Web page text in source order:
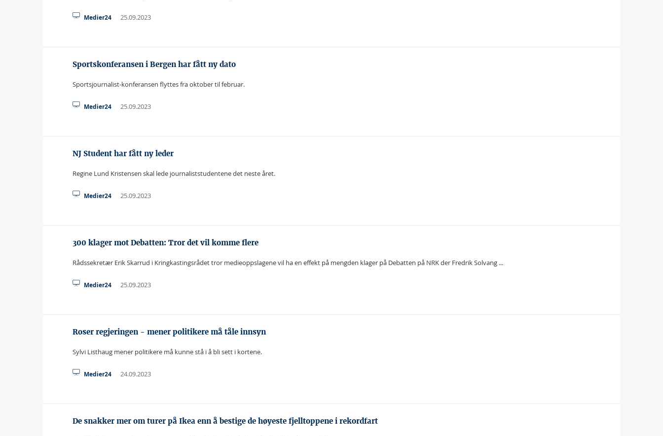
Medier24 25.09.2023
Sportskonferansen i Bergen har fått ny dato
Sportsjournalist-konferansen flyttes fra oktober til februar.
Medier24 25.09.2023
NJ Student har fått ny leder
Regine Lund Kristensen skal lede journaliststudentene det neste året.
Medier24 25.09.2023
300 klager mot Debatten: Tror det vil komme flere
Rådssekretær Erik Skarrud i Kringkastingsrådet tror medieoppslagene vil ha en effekt på mengden klager på Debatten på NRK der Fredrik Solvang ...
Medier24 25.09.2023
Roser regjeringen - mener politikere må tåle innsyn
Sylvi Listhaug mener politikere må kunne stå i å bli sett i kortene.
Medier24 24.09.2023
De snakker mer om turer på Ikea enn å bestige de høyeste fjelltoppene i rekordfart